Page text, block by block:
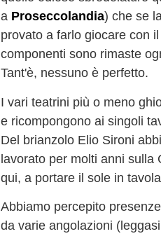
a Proseccolandia) che se
provato a farlo giocare con
componenti sono rimaste
Tant'è, nessuno è perfetto.
I vari teatrini più o meno
e ricompongono ai singoli
Del brianzolo Elio Sironi
lavorato per molti anni sulla
qui, a portare il sole in
Abbiamo percepito
da varie angolazioni